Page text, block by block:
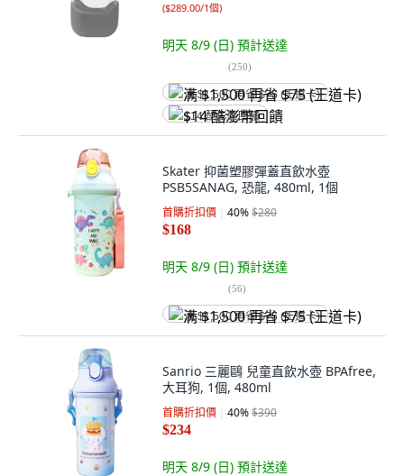
($289.00/1個)
明天 8/9 (日) 預計送達
(250)
满 $1,500 再省 $75 (王道卡)
$14 酷澎幣回饋
Skater 抑菌塑膠彈蓋直飲水壺
PSB5SANAG, 恐龍, 480ml, 1個
首購折扣價 40%$280
$168
明天 8/9 (日) 預計送達
(56)
满 $1,500 再省 $75 (王道卡)
Sanrio 三麗鷗 兒童直飲水壺 BPAfree,
大耳狗, 1個, 480ml
首購折扣價 40%$390
$234
明天 8/9 (日) 預計送達